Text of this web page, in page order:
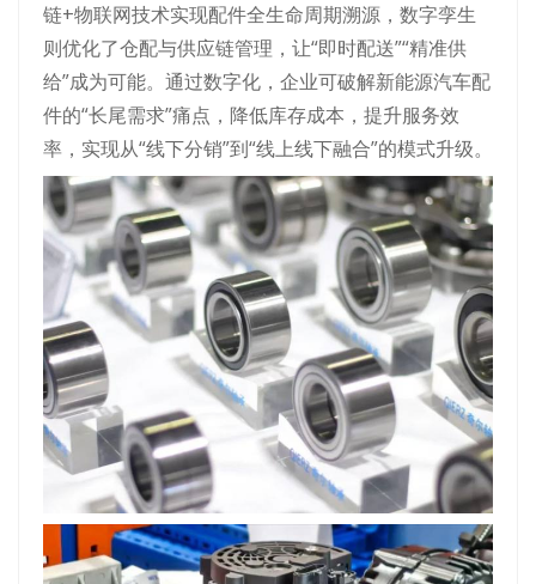
链+物联网技术实现配件全生命周期溯源，数字孪生
则优化了仓配与供应链管理，让“即时配送”“精准供
给”成为可能。通过数字化，企业可破解新能源汽车配
件的“长尾需求”痛点，降低库存成本，提升服务效
率，实现从“线下分销”到“线上线下融合”的模式升级。